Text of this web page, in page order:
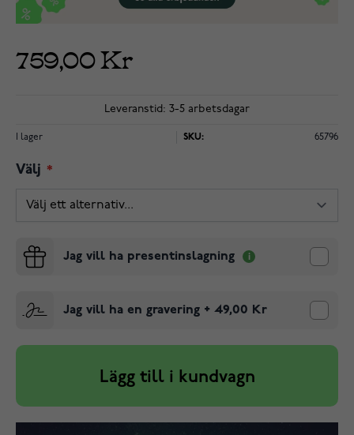
759,00 Kr
Leveranstid: 3-5 arbetsdagar
I lager SKU: 65796
Välj
Jag vill ha presentinslagning
Jag vill ha en gravering + 49,00 Kr
Lägg till i kundvagn